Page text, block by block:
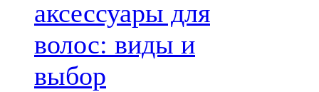
аксессуары для
волос: виды и
выбор